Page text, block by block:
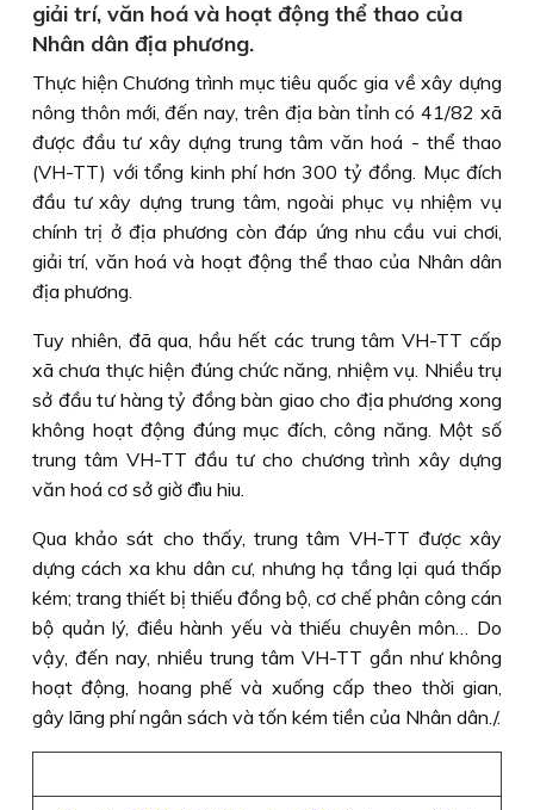
giải trí, văn hoá và hoạt động thể thao của
Nhân dân địa phương.
Thực hiện Chương trình mục tiêu quốc gia về xây dựng
nông thôn mới, đến nay, trên địa bàn tỉnh có 41/82 xã
được đầu tư xây dựng trung tâm văn hoá - thể thao
(VH-TT) với tổng kinh phí hơn 300 tỷ đồng. Mục đích
đầu tư xây dựng trung tâm, ngoài phục vụ nhiệm vụ
chính trị ở địa phương còn đáp ứng nhu cầu vui chơi,
giải trí, văn hoá và hoạt động thể thao của Nhân dân
địa phương.
Tuy nhiên, đã qua, hầu hết các trung tâm VH-TT cấp
xã chưa thực hiện đúng chức năng, nhiệm vụ. Nhiều trụ
sở đầu tư hàng tỷ đồng bàn giao cho địa phương xong
không hoạt động đúng mục đích, công năng. Một số
trung tâm VH-TT đầu tư cho chương trình xây dựng
văn hoá cơ sở giờ đìu hiu.
Qua khảo sát cho thấy, trung tâm VH-TT được xây
dựng cách xa khu dân cư, nhưng hạ tầng lại quá thấp
kém; trang thiết bị thiếu đồng bộ, cơ chế phân công cán
bộ quản lý, điều hành yếu và thiếu chuyên môn… Do
vậy, đến nay, nhiều trung tâm VH-TT gần như không
hoạt động, hoang phế và xuống cấp theo thời gian,
gây lãng phí ngân sách và tốn kém tiền của Nhân dân./.